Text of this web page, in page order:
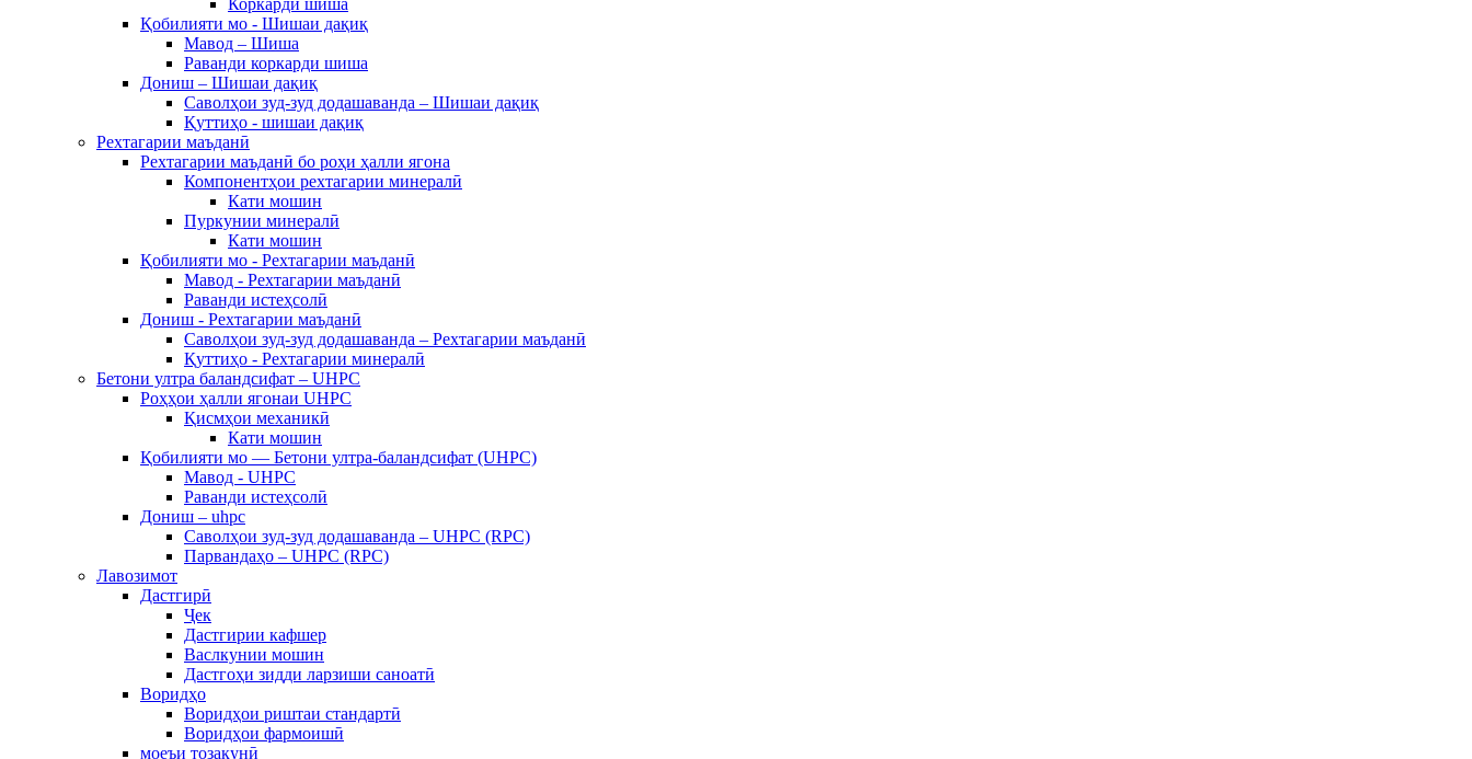
Коркарди шиша
Қобилияти мо - Шишаи дақиқ
Мавод – Шиша
Раванди коркарди шиша
Дониш – Шишаи дақиқ
Саволҳои зуд-зуд додашаванда – Шишаи дақиқ
Қуттиҳо - шишаи дақиқ
Рехтагарии маъданӣ
Рехтагарии маъданӣ бо роҳи ҳалли ягона
Компонентҳои рехтагарии минералӣ
Кати мошин
Пуркунии минералӣ
Кати мошин
Қобилияти мо - Рехтагарии маъданӣ
Мавод - Рехтагарии маъданӣ
Раванди истеҳсолӣ
Дониш - Рехтагарии маъданӣ
Саволҳои зуд-зуд додашаванда – Рехтагарии маъданӣ
Қуттиҳо - Рехтагарии минералӣ
Бетони ултра баландсифат – UHPC
Роҳҳои ҳалли ягонаи UHPC
Қисмҳои механикӣ
Кати мошин
Қобилияти мо — Бетони ултра-баландсифат (UHPC)
Мавод - UHPC
Раванди истеҳсолӣ
Дониш – uhpc
Саволҳои зуд-зуд додашаванда – UHPC (RPC)
Парвандаҳо – UHPC (RPC)
Лавозимот
Дастгирӣ
Ҷек
Дастгирии кафшер
Васлкунии мошин
Дастгоҳи зидди ларзиши саноатӣ
Воридҳо
Воридҳои риштаи стандартӣ
Воридҳои фармоишӣ
моеъи тозакунӣ